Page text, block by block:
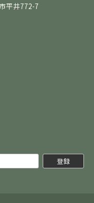
平井772-7
登録